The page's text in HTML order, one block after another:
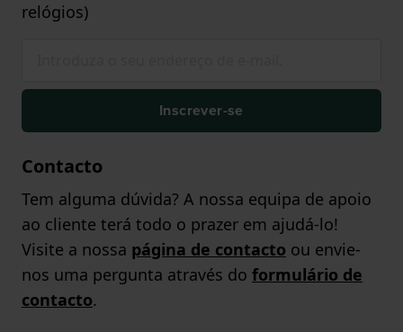
relógios)
Inscrever-se
Contacto
Tem alguma dúvida? A nossa equipa de apoio
ao cliente terá todo o prazer em ajudá-lo!
Visite a nossa página de contacto ou envie-
nos uma pergunta através do formulário de
contacto.